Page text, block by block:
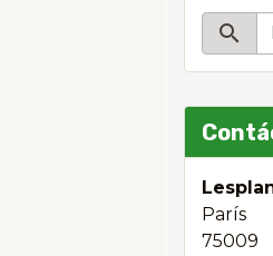
París
75009